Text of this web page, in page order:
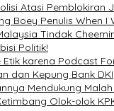
Atasi
Boey Penulis When I
Tindak
Politik!
karena Podcast
dan Kepung Bank DKI
Mendukung
Olok-olok